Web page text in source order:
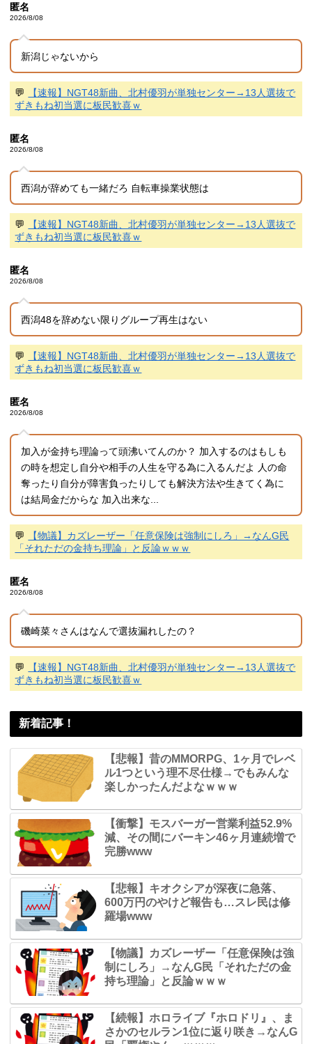
匿名
2026/8/08
新潟じゃないから
💬
【速報】NGT48新曲、北村優羽が単独センター→13人選抜で
ずきもね初当選に板民歓喜ｗ
匿名
2026/8/08
西潟が辞めても一緒だろ 自転車操業状態は
💬
【速報】NGT48新曲、北村優羽が単独センター→13人選抜で
ずきもね初当選に板民歓喜ｗ
匿名
2026/8/08
西潟48を辞めない限りグループ再生はない
💬
【速報】NGT48新曲、北村優羽が単独センター→13人選抜で
ずきもね初当選に板民歓喜ｗ
匿名
2026/8/08
加入が金持ち理論って頭沸いてんのか？ 加入するのはもしも
の時を想定し自分や相手の人生を守る為に入るんだよ 人の命
奪ったり自分が障害負ったりしても解決方法や生きてく為に
は結局金だからな 加入出来な...
💬
【物議】カズレーザー「任意保険は強制にしろ」→なんG民
「それただの金持ち理論」と反論ｗｗｗ
匿名
2026/8/08
磯崎菜々さんはなんで選抜漏れしたの？
💬
【速報】NGT48新曲、北村優羽が単独センター→13人選抜で
ずきもね初当選に板民歓喜ｗ
新着記事！
【悲報】昔のMMORPG、1ヶ月でレベ
ル1つという理不尽仕様→でもみんな
楽しかったんだよなｗｗｗ
【衝撃】モスバーガー営業利益52.9%
減、その間にバーキン46ヶ月連続増で
完勝www
【悲報】キオクシアが深夜に急落、
600万円のやけど報告も…スレ民は修
羅場www
【物議】カズレーザー「任意保険は強
制にしろ」→なんG民「それただの金
持ち理論」と反論ｗｗｗ
【続報】ホロライブ『ホロドリ』、ま
さかのセルラン1位に返り咲き→なんG